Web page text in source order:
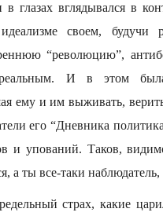
глазах вглядывался в
своем, будучи
“революцию”,
реальным. И в этом
ему и им выживать,
его “Дневника
и упований. Таков,
а ты все-таки наблюдатель,
страх, какие